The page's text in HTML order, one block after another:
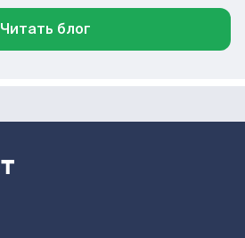
Читать блог